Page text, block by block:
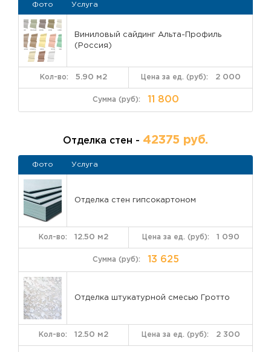
Фото Услуга
Виниловый сайдинг Альта-Профиль
(Россия)
2 000
5.90 м2
11 800
Отделка стен -42375 руб.
Фото Услуга
Отделка стен гипсокартоном
1 090
12.50 м2
13 625
Отделка штукатурной смесью Гротто
2 300
12.50 м2